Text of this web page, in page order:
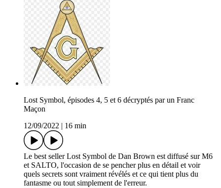
Lost Symbol, épisodes 4, 5 et 6 décryptés par un Franc
Maçon
12/09/2022
16 min
Le best seller Lost Symbol de Dan Brown est diffusé sur M6
et SALTO, l'occasion de se pencher plus en détail et voir
quels secrets sont vraiment révélés et ce qui tient plus du
fantasme ou tout simplement de l'erreur.